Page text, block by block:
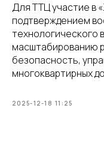
Для ТТЦ участие в
подтверждением
технологического
масштабированию
безопасность,
многоквартирных
2025-12-18 11:25